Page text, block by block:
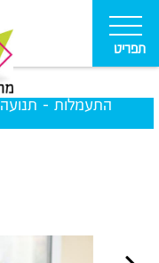
תפריט
התעמלות -